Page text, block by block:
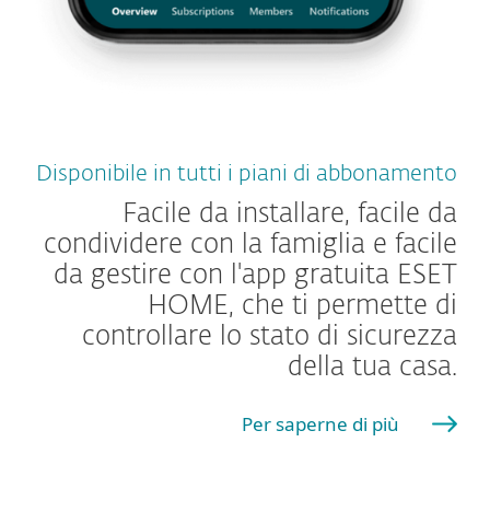
Disponibile in tutti i piani di abbonamento
Facile da installare, facile da
condividere con la famiglia e facile
da gestire con l'app gratuita ESET
HOME, che ti permette di
controllare lo stato di sicurezza
della tua casa.
Per saperne di più